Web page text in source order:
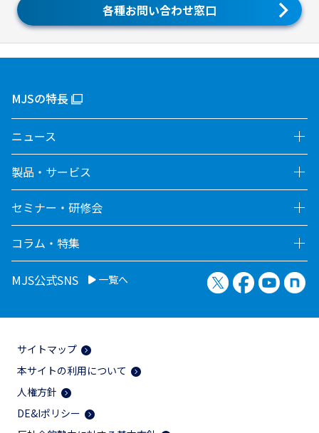
各種お問い合わせ窓口
MJSの特長
ニュース
製品・サービス
セミナー・研修会
コラム・特集
MJS公式SNS 一覧へ X（旧Twitter）
Facebook
サイトマップ
本サイトの利用について
人権方針
DE&Iポリシー